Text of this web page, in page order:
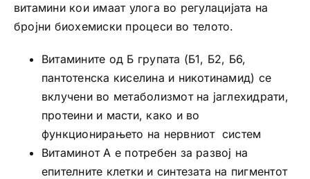
витамини кои имаат улога во регулацијата на
бројни биохемиски процеси во телото.
Витамините од Б групата (Б1, Б2, Б6,
пантотенска киселина и никотинамид) се
вклучени во метаболизмот на јаглехидрати,
протеини и масти, како и во
функционирањето на нервниот систем
Витаминот А е потребен за развој на
епителните клетки и синтезата на пигментот